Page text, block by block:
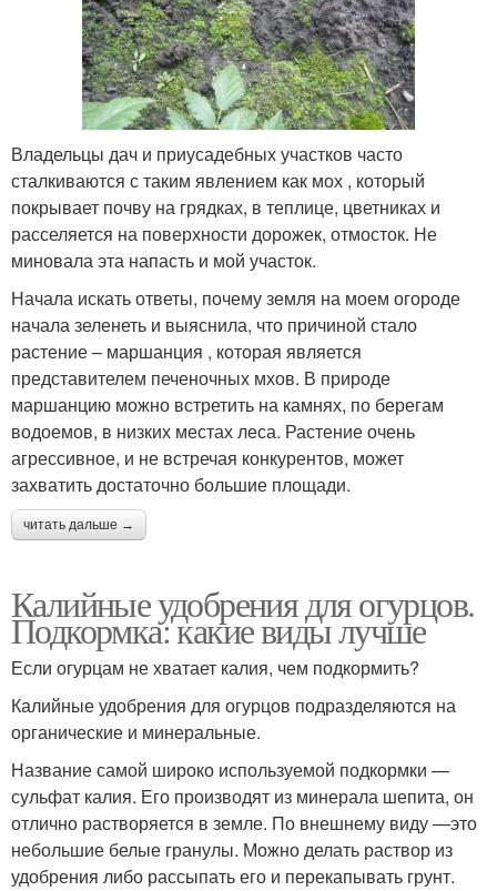
Владельцы дач и приусадебных участков часто
сталкиваются с таким явлением как мох , который
покрывает почву на грядках, в теплице, цветниках и
расселяется на поверхности дорожек, отмосток. Не
миновала эта напасть и мой участок.
Начала искать ответы, почему земля на моем огороде
начала зеленеть и выяснила, что причиной стало
растение – маршанция , которая является
представителем печеночных мхов. В природе
маршанцию можно встретить на камнях, по берегам
водоемов, в низких местах леса. Растение очень
агрессивное, и не встречая конкурентов, может
захватить достаточно большие площади.
читать дальше →
Калийные удобрения для огурцов.
Подкормка: какие виды лучше
Если огурцам не хватает калия, чем подкормить?
Калийные удобрения для огурцов подразделяются на
органические и минеральные.
Название самой широко используемой подкормки —
сульфат калия. Его производят из минерала шепита, он
отлично растворяется в земле. По внешнему виду —это
небольшие белые гранулы. Можно делать раствор из
удобрения либо рассыпать его и перекапывать грунт.